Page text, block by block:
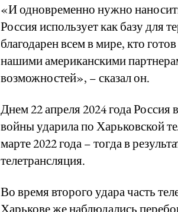
«И одновременно нужно
Россия использует как базу для
благодарен всем в мире, кто
нашими американскими
возможностей», – сказал он.
Днем 22 апреля 2024 года
войны ударила по Харьковской
марте 2022 года – тогда в
телетрансляция.
Во время второго удара часть
Харькове же наблюдались